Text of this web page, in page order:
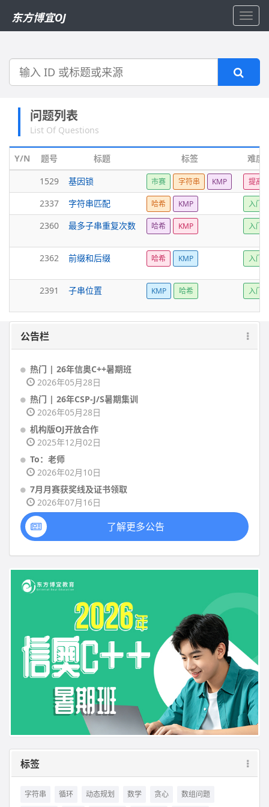
东方博宜OJ
搜
问题列表
List Of Questions
Y/N 题号 标题 标签
难度
1529
基因锁 市赛 字符串 KMP 提高
2337 字符串匹配 哈希 KMP 入门
2360 最多子串重复次数 哈希 KMP 入门
2362 前缀和后缀 哈希 KMP 入门
2391 子串位置 KMP 哈希 入门
公告栏
热门 | 26年信奥C++暑期班
2026年05月28日
热门 | 26年CSP-J/S暑期集训
2026年05月28日
机构版OJ开放合作
2025年12月02日
To：老师
2026年02月10日
7月月赛获奖线及证书领取
2026年07月16日
了解更多公告
标签
字符串 循环 动态规划 数学 贪心 数组问题